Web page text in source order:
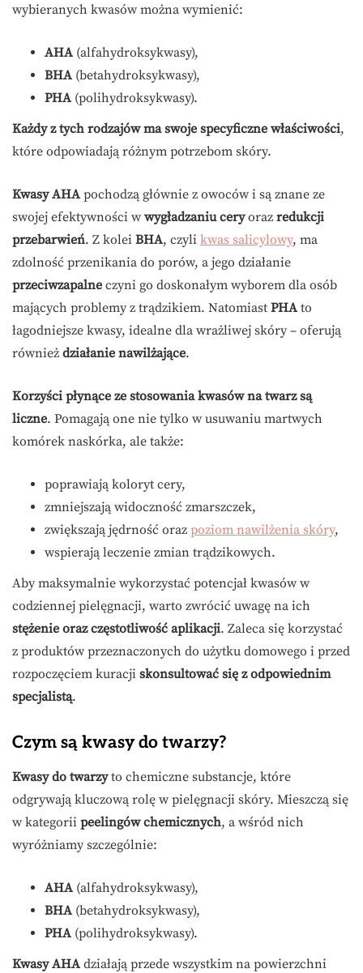
wybieranych kwasów można wymienić:
AHA (alfahydroksykwasy),
BHA (betahydroksykwasy),
PHA (polihydroksykwasy).
Każdy z tych rodzajów ma swoje specyficzne właściwości,
które odpowiadają różnym potrzebom skóry.
Kwasy AHA pochodzą głównie z owoców i są znane ze
swojej efektywności w wygładzaniu ceryoraz redukcji
przebarwień. Z kolei BHA, czyli kwas salicylowy, ma
zdolność przenikania do porów, a jego działanie
przeciwzapalne czyni go doskonałym wyborem dla osób
mających problemy z trądzikiem. Natomiast PHA to
łagodniejsze kwasy, idealne dla wrażliwej skóry – oferują
również działanie nawilżające.
Korzyści płynące ze stosowania kwasów na twarz są
liczne. Pomagają one nie tylko w usuwaniu martwych
komórek naskórka, ale także:
poprawiają koloryt cery,
zmniejszają widoczność zmarszczek,
zwiększają jędrność oraz poziom nawilżenia skóry,
wspierają leczenie zmian trądzikowych.
Aby maksymalnie wykorzystać potencjał kwasów w
codziennej pielęgnacji, warto zwrócić uwagę na ich
stężenie oraz częstotliwość aplikacji. Zaleca się korzystać
z produktów przeznaczonych do użytku domowego i przed
rozpoczęciem kuracji skonsultować się z odpowiednim
specjalistą.
Czym są kwasy do twarzy?
Kwasy do twarzyto chemiczne substancje, które
odgrywają kluczową rolę w pielęgnacji skóry. Mieszczą się
w kategorii peelingów chemicznych, a wśród nich
wyróżniamy szczególnie:
AHA (alfahydroksykwasy),
BHA (betahydroksykwasy),
PHA (polihydroksykwasy).
Kwasy AHA działają przede wszystkim na powierzchni